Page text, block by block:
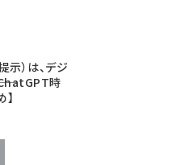
示）は、デジ
時